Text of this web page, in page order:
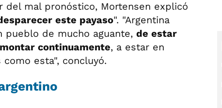
del mal pronóstico, Mortensen explicó
este payaso". "Argentina
pueblo de mucho aguante, de estar
continuamente, a estar en
esta", concluyó.